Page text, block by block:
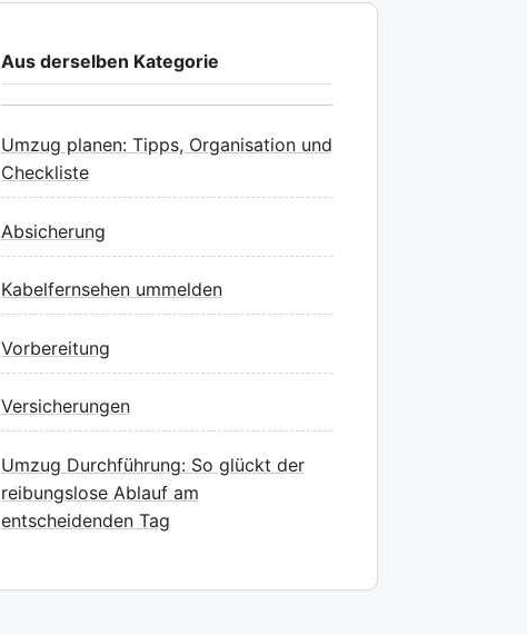
Aus derselben Kategorie
Umzug planen: Tipps, Organisation und
Checkliste
Absicherung
Kabelfernsehen ummelden
Vorbereitung
Versicherungen
Umzug Durchführung: So glückt der
reibungslose Ablauf am
entscheidenden Tag